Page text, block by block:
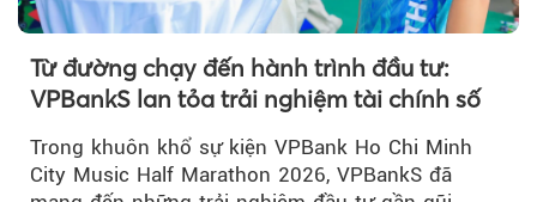
Từ đường chạy đến hành trình đầu tư:
VPBankS lan tỏa trải nghiệm tài chính số
Trong khuôn khổ sự kiện VPBank Ho Chi Minh
City Music Half Marathon 2026, VPBankS đã